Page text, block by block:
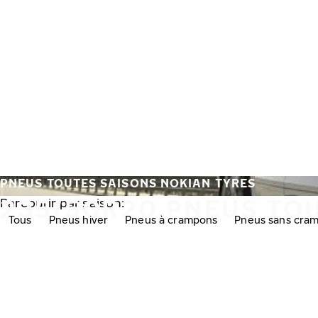
235/50R20 PNEUS
PNEUS TOUTES SAISONS NOKIAN TYRES
Parcourir par saison:
Tous Pneus hiver Pneus à crampons Pneus sans